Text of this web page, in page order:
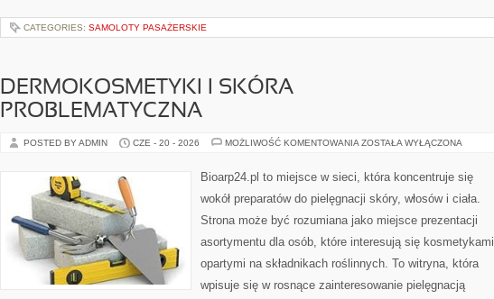
CATEGORIES: SAMOLOTY PASAŻERSKIE
DERMOKOSMETYKI I SKÓRA
PROBLEMATYCZNA
POSTED BY ADMIN CZE - 20 - 2026 MOŻLIWOŚĆ KOMENTOWANIA DERMOKOSMETYKI
PROBLEMATYCZNA
ZOSTAŁA WYŁĄCZONA
Bioarp24.pl to miejsce w sieci, która koncentruje się
wokół preparatów do pielęgnacji skóry, włosów i ciała.
Strona może być rozumiana jako miejsce prezentacji
asortymentu dla osób, które interesują się kosmetykami
opartymi na składnikach roślinnych. To witryna, która
wpisuje się w rosnące zainteresowanie pielęgnacją